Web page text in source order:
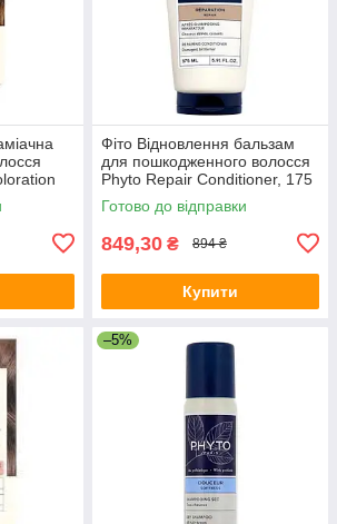
мл
Фіто Відновлення бальзам
для пошкодженного волосся
Phyto Repair Conditioner, 175
мл
Готово до відправки
849,30 ₴ 894 ₴
Купити
–5%